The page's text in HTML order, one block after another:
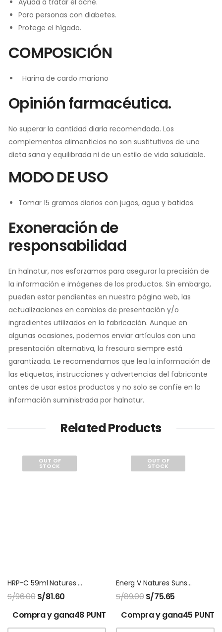
Ayuda a tratar el acné.
Para personas con diabetes.
Protege el hígado.
COMPOSICIÓN
Harina de cardo mariano
Opinión farmacéutica.
No superar la cantidad diaria recomendada. Los
complementos alimenticios no son sustitutivos de una
dieta sana y equilibrada ni de un estilo de vida saludable.
MODO DE USO
Tomar 15 gramos diarios con jugos, agua y batidos.
Exoneración de
responsabilidad
En halnatur, nos esforzamos para asegurar la precisión de
la información e imágenes de los productos. Sin embargo,
pueden estar pendientes en nuestra página web, las
actualizaciones en cambios de presentación y/o
ingredientes utilizados en la fabricación. Aunque en
algunas ocasiones, podemos enviar artículos con una
presentación alternativa, la frescura siempre está
garantizada. Le recomendamos que lea la información de
las etiquetas, instrucciones y advertencias del fabricante
antes de usar estos productos y no solo se confíe en la
información suministrada por halnatur.
Related Products
OUT OF
STOCK
HRP-C 59ml Natures Sunshine
S/96.00 S/81.60
Compra y gana48 PUNTOS!
OUT OF
STOCK
Energ V Natures Sunshine 100 Capsulas
S/89.00 S/75.65
Compra y gana45